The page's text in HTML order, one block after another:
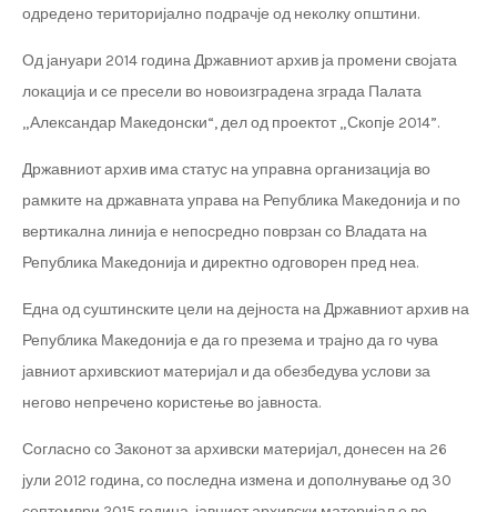
одредено територијално подрачје од неколку општини.
Од јануари 2014 година Државниот архив ја промени својата
локација и се пресели во новоизградена зграда Палата
„Александар Македонски“, дел од проектот „Скопје 2014”.
Државниот архив има статус на управна организација во
рамките на државната управа на Република Македонија и по
вертикална линија е непосредно поврзан со Владата на
Република Македонија и директно одговорен пред неа.
Една од суштинските цели на дејноста на Државниот архив на
Република Македонија е да го презема и трајно да го чува
јавниот архивскиот материјал и да обезбедува услови за
негово непречено користење во јавноста.
Согласно со Законот за архивски материјал, донесен на 26
јули 2012 година, со последна измена и дополнување од 30